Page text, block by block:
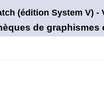
(édition System V) -
de graphismes